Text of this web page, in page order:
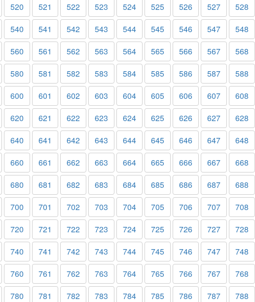
520 521 522 523 524 525 526 527
528
540 541 542 543 544 545 546 547
548
560 561 562 563 564 565 566 567
568
580 581 582 583 584 585 586 587
588
600 601 602 603 604 605 606 607
608
620 621 622 623 624 625 626 627
628
640 641 642 643 644 645 646 647
648
660 661 662 663 664 665 666 667
668
680 681 682 683 684 685 686 687
688
700 701 702 703 704 705 706 707
708
720 721 722 723 724 725 726 727
728
740 741 742 743 744 745 746 747
748
760 761 762 763 764 765 766 767
768
780 781 782 783 784 785 786 787
788